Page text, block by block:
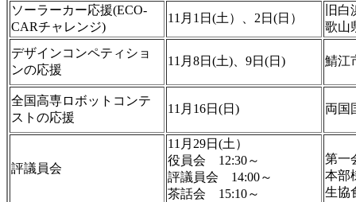
ソーラーカー応援(ECO-
CARチャレンジ)
11月1日(土）、2日(日）
旧
歌山
デザインコンペティショ
ンの応援
11月8日(土)、9日(日) 鯖江
全国高専ロボットコンテ
ストの応援
11月16日(日) 両国
評議員会
11月29日(土）
役員会 12:30～
評議員会 14:00～
茶話会 15:10～
第一
本部
生協